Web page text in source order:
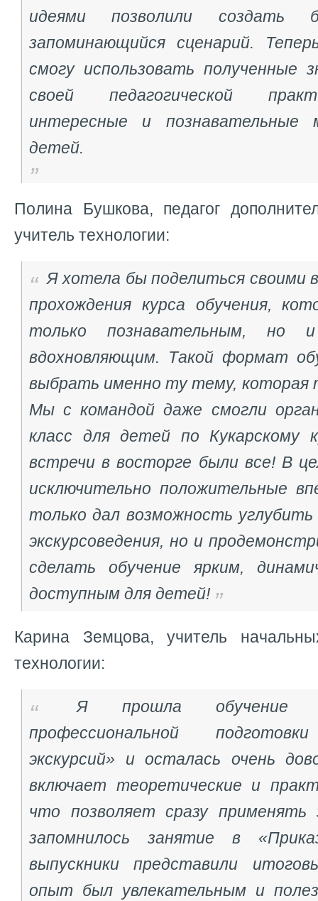
идеями позволили создать
запоминающийся сценарий.
смогу использовать полученные
своей педагогической
интересные и познавательные
детей.
Полина Бушкова, педагог
учитель технологии:
Я хотела бы поделиться своими
прохождения курса обучения,
только познавательным, но
вдохновляющим. Такой формат
выбрать именно ту тему, которая
Мы с командой даже смогли
класс для детей по Кукарскому
встречи в восторге были все! В
исключительно положительные
только дал возможность
экскурсоведения, но и
сделать обучение ярким,
доступным для детей!
Карина Земцова, учитель
технологии:
Я прошла обучение
профессиональной
экскурсий» и осталась очень
включает теоретические и
что позволяет сразу применять
запомнилось занятие в
выпускники представили
опыт был увлекательным и